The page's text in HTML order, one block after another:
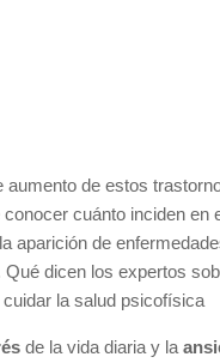
aumento de estos
cuánto inciden en
aparición de
dicen los expertos
la salud psicofísica
de la vida diaria y la